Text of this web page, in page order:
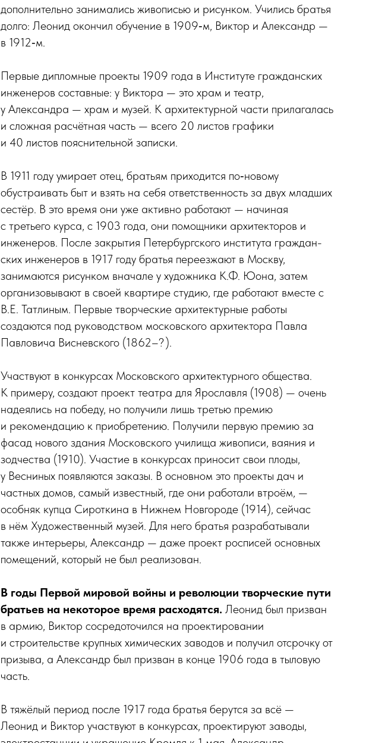
дополнительно занимались живописью и рисунком. Учились братья
долго: Леонид окончил обучение в 1909‑м, Виктор и Александр —
в 1912‑м.
Первые дипломные проекты 1909 года в Институте гражданских
инженеров составные: у Виктора — это храм и театр,
у Александра — храм и музей. К архитектурной части прилагалась
и сложная расчётная часть — всего 20 листов графики
и 40 листов пояснительной записки.
В 1911 году умирает отец, братьям приходится по‑новому
обустраивать быт и взять на себя ответственность за двух младших
сестёр. В это время они уже активно работают — начиная
с третьего курса, с 1903 года, они помощники архитекторов и
инженеров. После закрытия Петербургского института граж­дан­
ских инженеров в 1917 го­ду братья переезжают в Москву,
занимаются рисунком вначале у художника К.Ф. Юона, затем
организовывают в своей квартире студию, где работают вместе с
В.Е. Татлиным. Первые творческие архитектурные работы
создаются под руководством московского архитектора Павла
Павловича Висневского (1862–? ).
Участвуют в конкурсах Московского архитектурного общества.
К примеру, создают проект театра для Ярославля (1908) — очень
надеялись на победу, но получили лишь третью премию
и рекомендацию к приобретению. Получили первую премию за
фасад нового здания Московского училища живописи, ваяния и
зодчества (1910). Участие в конкурсах приносит свои плоды,
у Весниных появляются заказы. В основном это проекты дач и
частных домов, самый известный, где они работали втроём, —
особняк купца Сироткина в Нижнем Новгороде (1914), сейчас
в нём Художественный музей. Для него братья разрабатывали
также интерьеры, Александр — даже проект росписей основных
помещений, который не был реализован.
В годы Первой мировой войны и революции творческие пути
братьев на некоторое время расходятся. Леонид был призван
в армию, Виктор сосредоточился на проектировании
и строительстве крупных химических заводов и получил отсрочку от
призыва, а Александр был призван в конце 1906 года в тыловую
часть.
В тяжёлый период после 1917 го­да братья берутся за всё —
Леонид и Виктор участвуют в конкурсах, проектируют заводы,